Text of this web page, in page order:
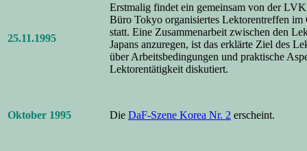
25.11.1995
Erstmalig findet ein gemeinsam von der
Büro Tokyo organisiertes Lektorentreffen im
statt. Eine Zusammenarbeit zwischen den
Japans anzuregen, ist das erklärte Ziel des
über Arbeitsbedingungen und praktische
Lektorentätigkeit diskutiert.
Oktober 1995 Die DaF-Szene Korea Nr. 2 erscheint.